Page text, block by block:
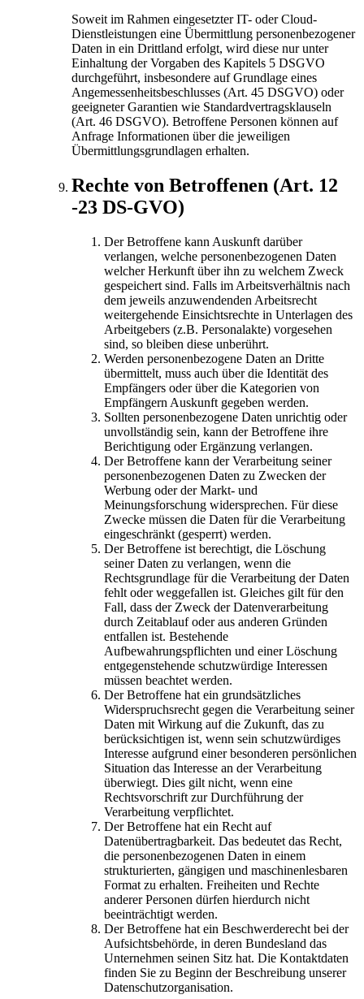
Soweit im Rahmen eingesetzter IT- oder Cloud-
Dienstleistungen eine Übermittlung personenbezogener
Daten in ein Drittland erfolgt, wird diese nur unter
Einhaltung der Vorgaben des Kapitels 5 DSGVO
durchgeführt, insbesondere auf Grundlage eines
Angemessenheitsbeschlusses (Art. 45 DSGVO) oder
geeigneter Garantien wie Standardvertragsklauseln
(Art. 46 DSGVO). Betroffene Personen können auf
Anfrage Informationen über die jeweiligen
Übermittlungsgrundlagen erhalten.
Rechte von Betroffenen (Art. 12
-23 DS-GVO)
Der Betroffene kann Auskunft darüber
verlangen, welche personenbezogenen Daten
welcher Herkunft über ihn zu welchem Zweck
gespeichert sind. Falls im Arbeitsverhältnis nach
dem jeweils anzuwendenden Arbeitsrecht
weitergehende Einsichtsrechte in Unterlagen des
Arbeitgebers (z.B. Personalakte) vorgesehen
sind, so bleiben diese unberührt.
Werden personenbezogene Daten an Dritte
übermittelt, muss auch über die Identität des
Empfängers oder über die Kategorien von
Empfängern Auskunft gegeben werden.
Sollten personenbezogene Daten unrichtig oder
unvollständig sein, kann der Betroffene ihre
Berichtigung oder Ergänzung verlangen.
Der Betroffene kann der Verarbeitung seiner
personenbezogenen Daten zu Zwecken der
Werbung oder der Markt- und
Meinungsforschung widersprechen. Für diese
Zwecke müssen die Daten für die Verarbeitung
eingeschränkt (gesperrt) werden.
Der Betroffene ist berechtigt, die Löschung
seiner Daten zu verlangen, wenn die
Rechtsgrundlage für die Verarbeitung der Daten
fehlt oder weggefallen ist. Gleiches gilt für den
Fall, dass der Zweck der Datenverarbeitung
durch Zeitablauf oder aus anderen Gründen
entfallen ist. Bestehende
Aufbewahrungspflichten und einer Löschung
entgegenstehende schutzwürdige Interessen
müssen beachtet werden.
Der Betroffene hat ein grundsätzliches
Widerspruchsrecht gegen die Verarbeitung seiner
Daten mit Wirkung auf die Zukunft, das zu
berücksichtigen ist, wenn sein schutzwürdiges
Interesse aufgrund einer besonderen persönlichen
Situation das Interesse an der Verarbeitung
überwiegt. Dies gilt nicht, wenn eine
Rechtsvorschrift zur Durchführung der
Verarbeitung verpflichtet.
Der Betroffene hat ein Recht auf
Datenübertragbarkeit. Das bedeutet das Recht,
die personenbezogenen Daten in einem
strukturierten, gängigen und maschinenlesbaren
Format zu erhalten. Freiheiten und Rechte
anderer Personen dürfen hierdurch nicht
beeinträchtigt werden.
Der Betroffene hat ein Beschwerderecht bei der
Aufsichtsbehörde, in deren Bundesland das
Unternehmen seinen Sitz hat. Die Kontaktdaten
finden Sie zu Beginn der Beschreibung unserer
Datenschutzorganisation.